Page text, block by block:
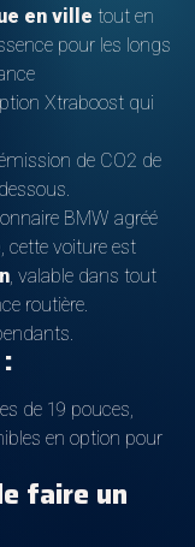
en ville tout en
pour les longs
Xtraboost qui
de CO2 de
BMW agréé
, cette voiture est
, valable dans tout
routière.
de 19 pouces,
en option pour
faire un